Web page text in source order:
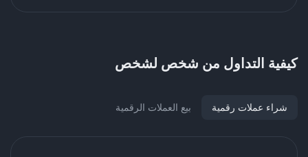
كيفية التداول من شخص لشخص
شراء عملات رقمية بيع العملات الرقمية